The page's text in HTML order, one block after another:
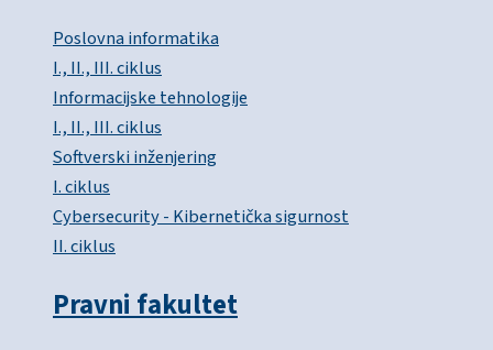
Poslovna informatika
I., II., III. ciklus
Informacijske tehnologije
I., II., III. ciklus
Softverski inženjering
I. ciklus
Cybersecurity - Kibernetička sigurnost
II. ciklus
Pravni fakultet